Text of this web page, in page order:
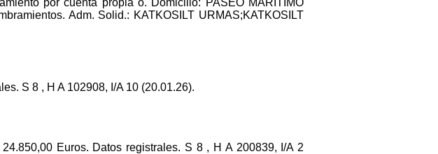
Adm. Solid.: KATKOSILT URMAS;KATKOSILT
S 8 , H A 102908, I/A 10 (20.01.26).
Euros. Datos registrales. S 8 , H A 200839, I/A 2